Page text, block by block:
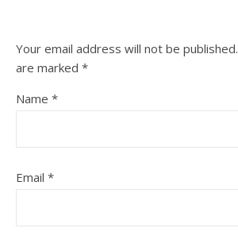
Your email address will not be published.
are marked *
Name *
Email *